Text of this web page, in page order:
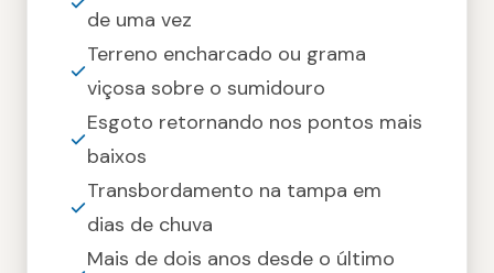
de uma vez
Terreno encharcado ou grama
viçosa sobre o sumidouro
Esgoto retornando nos pontos mais
baixos
Transbordamento na tampa em
dias de chuva
Mais de dois anos desde o último